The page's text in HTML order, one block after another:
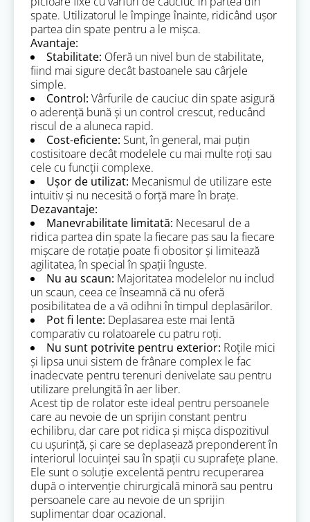
spate. Utilizatorul le împinge înainte, ridicând ușor
partea din spate pentru a le mișca.
Avantaje:
Stabilitate: Oferă un nivel bun de stabilitate,
fiind mai sigure decât bastoanele sau cârjele
simple.
Control: Vârfurile de cauciuc din spate asigură
o aderență bună și un control crescut, reducând
riscul de a aluneca rapid.
Cost-eficiente: Sunt, în general, mai puțin
costisitoare decât modelele cu mai multe roți sau
cele cu funcții complexe.
Ușor de utilizat: Mecanismul de utilizare este
intuitiv și nu necesită o forță mare în brațe.
Dezavantaje:
Manevrabilitate limitată: Necesarul de a
ridica partea din spate la fiecare pas sau la fiecare
mișcare de rotație poate fi obositor și limitează
agilitatea, în special în spații înguste.
Nu au scaun: Majoritatea modelelor nu includ
un scaun, ceea ce înseamnă că nu oferă
posibilitatea de a vă odihni în timpul deplasărilor.
Pot fi lente: Deplasarea este mai lentă
comparativ cu rolatoarele cu patru roți.
Nu sunt potrivite pentru exterior: Roțile mici
și lipsa unui sistem de frânare complex le fac
inadecvate pentru terenuri denivelate sau pentru
utilizare prelungită în aer liber.
Acest tip de rolator este ideal pentru persoanele
care au nevoie de un sprijin constant pentru
echilibru, dar care pot ridica și mișca dispozitivul
cu ușurință, și care se deplasează preponderent în
interiorul locuinței sau în spații cu suprafețe plane.
Ele sunt o soluție excelentă pentru recuperarea
după o intervenție chirurgicală minoră sau pentru
persoanele care au nevoie de un sprijin
suplimentar doar ocazional.